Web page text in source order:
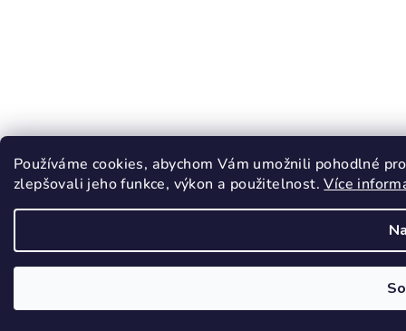
Používáme cookies, abychom Vám umožnili pohodlné
zlepšovali jeho funkce, výkon a použitelnost.Více